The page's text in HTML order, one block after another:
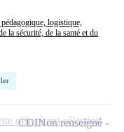
logistique,
la sécurité, de la santé et du
CDINon renseigné
offre à ma sélection